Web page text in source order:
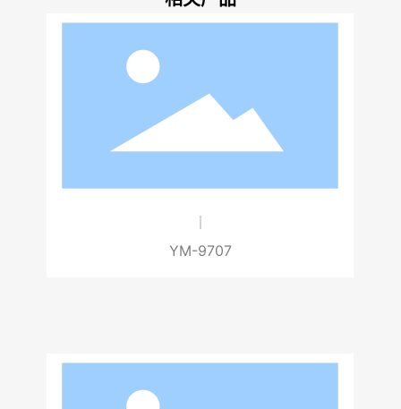
YM-9707